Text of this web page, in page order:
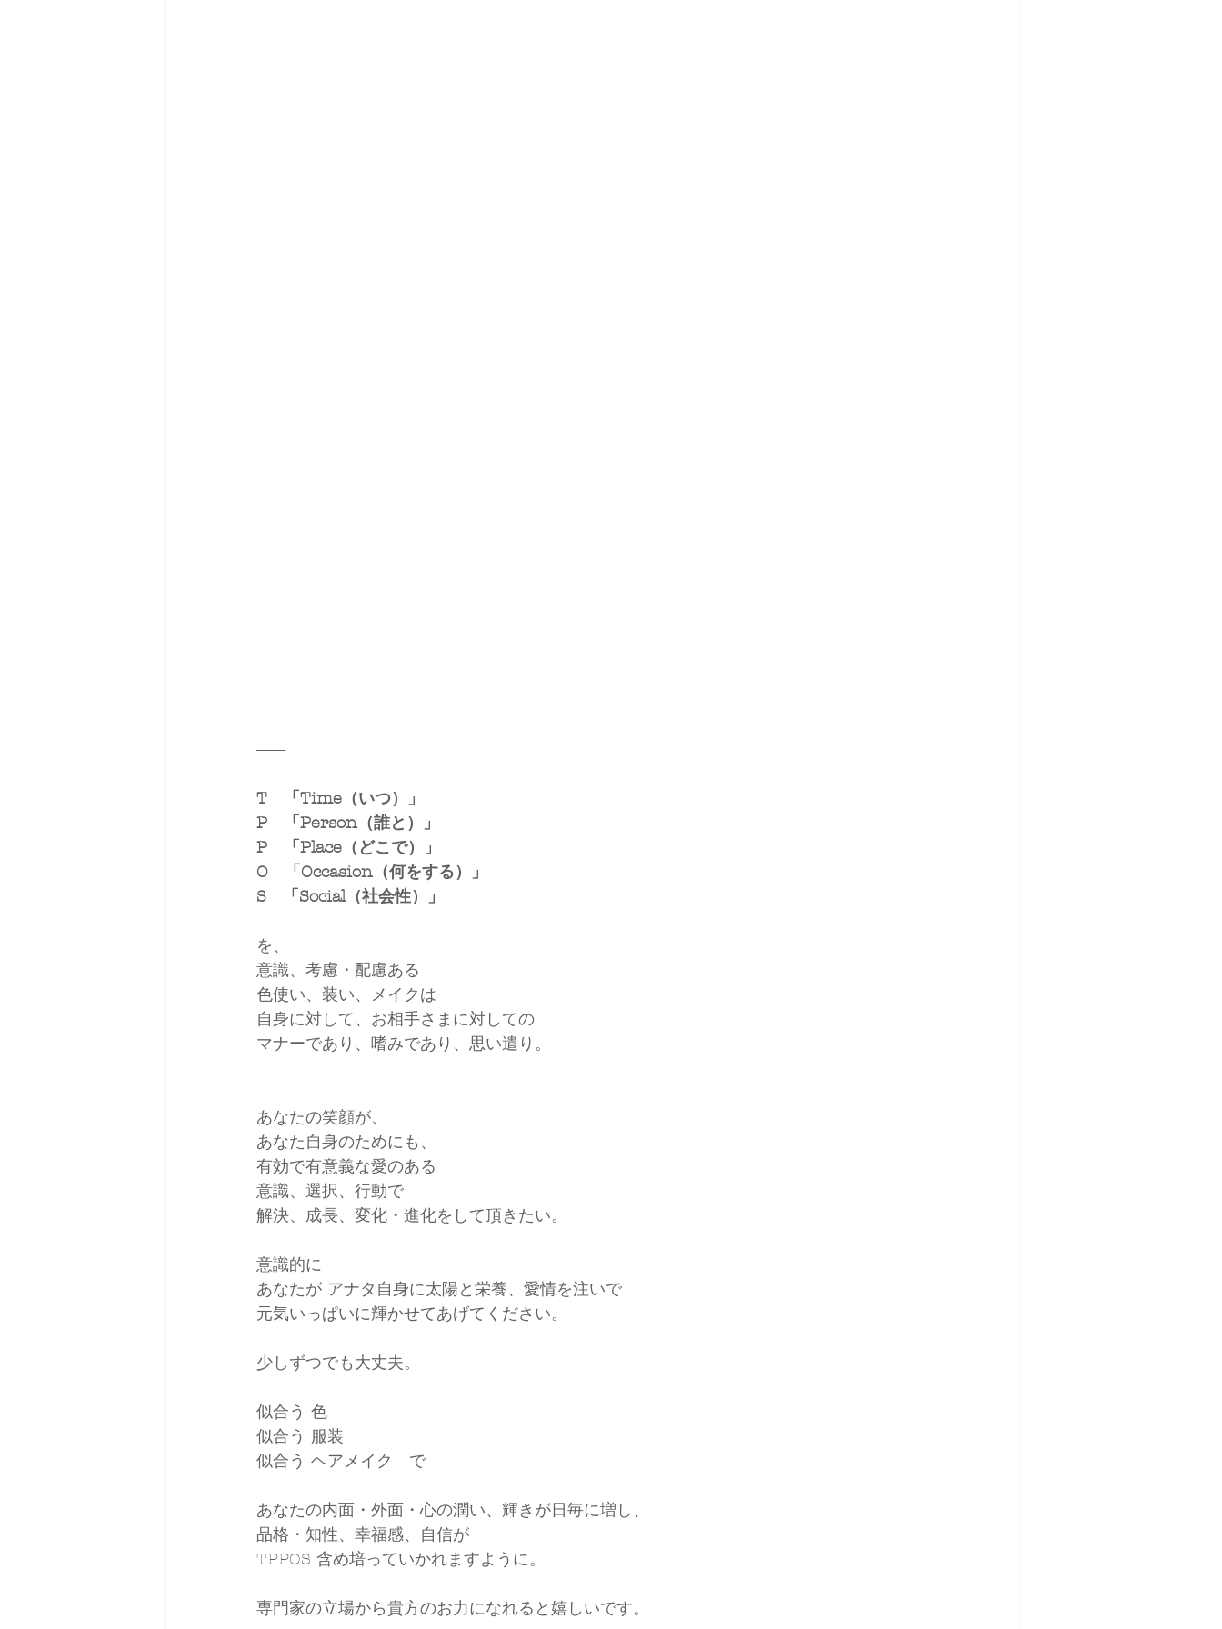
--------
T　「Time（いつ）」
P　「Person（誰と）」
P　「Place（どこで）」
O　「Occasion（何をする）」
S　「Social（社会性）」
を、
意識、考慮・配慮ある
色使い、装い、メイクは
自身に対して、お相手さまに対しての
マナーであり、嗜みであり、思い遣り。
あなたの笑顔が、
あなた自身のためにも、
有効で有意義な愛のある
意識、選択、行動で
解決、成長、変化・進化をして頂きたい。
意識的に
あなたが アナタ自身に太陽と栄養、愛情を注いで
元気いっぱいに輝かせてあげてください。
少しずつでも大丈夫。
似合う 色
似合う 服装
似合う ヘアメイク　で
あなたの内面・外面・心の潤い、輝きが日毎に増し、
品格・知性、幸福感、自信が
TPPOS 含め培っていかれますように。
専門家の立場から貴方のお力になれると嬉しいです。